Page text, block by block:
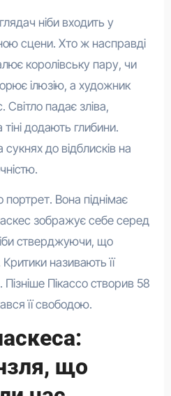
ніби входить у
сцени. Хто ж насправді
королівську пару, чи
ілюзію, а художник
падає зліва,
додають глибини.
до відблисків на
Вона піднімає
зображує себе серед
стверджуючи, що
називають її
Пікассо створив 58
її свободою.
що